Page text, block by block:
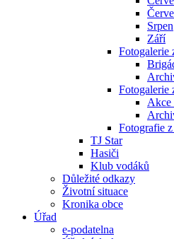
Srpen
Září
Fotogalerie
Fotogalerie
Akce
Fotografie
TJ Star
Hasiči
Klub vodáků
Důležité odkazy
Životní situace
Kronika obce
Úřad
e-podatelna